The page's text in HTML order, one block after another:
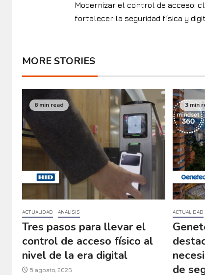
Modernizar el control de acceso:
fortalecer la seguridad física y
MORE STORIES
6 min read
ACTUALIDAD ANÁLISIS
Tres pasos para llevar el
control de acceso físico al
nivel de la era digital
5 agosto, 2026
3 min
ACTUALIDAD
de